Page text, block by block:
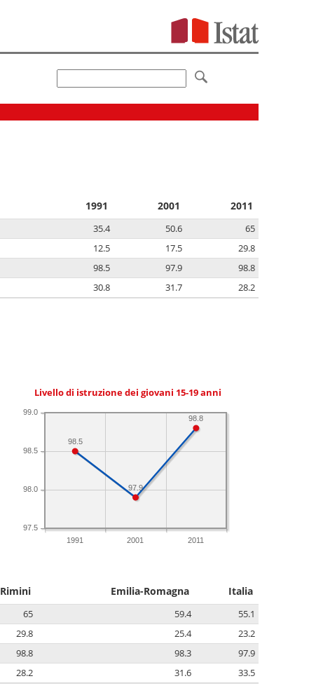
1991 2001 2011
35.4 50.6
65
12.5 17.5
29.8
98.5 97.9
98.8
30.8 31.7 28.2
Livello di istruzione dei giovani 15-19 anni
1991 2001 2011
97.5
98.0
98.5
99.0
98.8
97.9
98.5
Rimini Emilia-Romagna Italia
65 59.4
55.1
29.8 25.4
23.2
98.8 98.3
97.9
28.2 31.6 33.5